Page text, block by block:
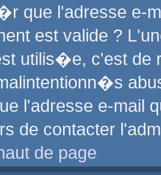
que l'adresse e-
est valide ?
utilis�e, c'est
l'adresse e-mail
de contacter
de page